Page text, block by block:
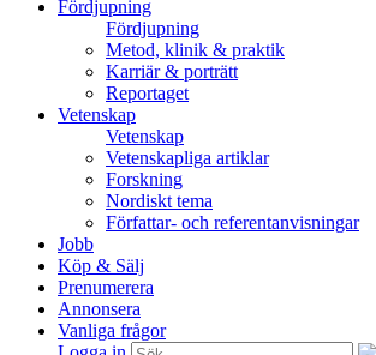
Fördjupning
Fördjupning
Metod, klinik & praktik
Karriär & porträtt
Reportaget
Vetenskap
Vetenskap
Vetenskapliga artiklar
Forskning
Nordiskt tema
Författar- och referentanvisningar
Jobb
Köp & Sälj
Prenumerera
Annonsera
Vanliga frågor